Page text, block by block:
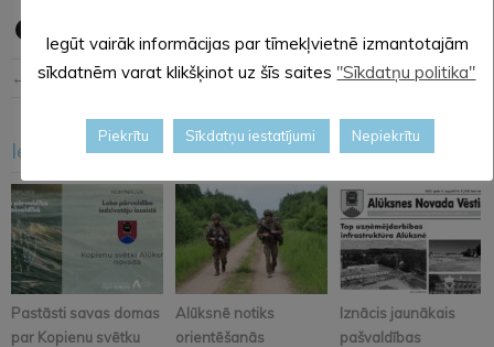
← Iepriekšējā ziņa Nākošā ziņa →
Iesakām arī šo
Pastāsti savas domas
par Kopienu svētku
Alūksnē notiks
orientēšanās
Iznācis jaunākais
pašvaldības
Iegūt vairāk informācijas par tīmekļvietnē izmantotajām
sīkdatnēm varat klikšķinot uz šīs saites "Sīkdatņu politika"
Piekrītu Sīkdatņu iestatījumi Nepiekrītu